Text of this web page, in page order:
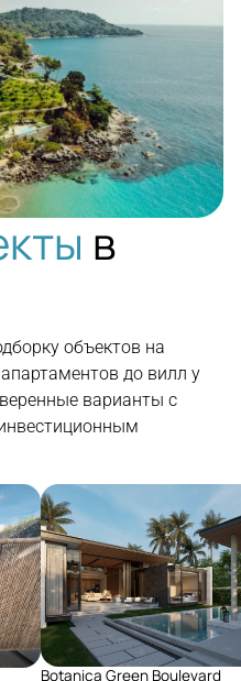
в
объектов на
до вилл у
варианты с
Botanica Green Boulevard